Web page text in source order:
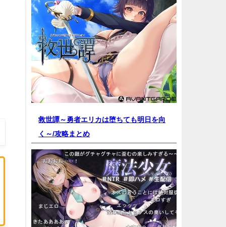
救世譚～勇者エリカは堕ちても明日を向
く～/攻略まとめ